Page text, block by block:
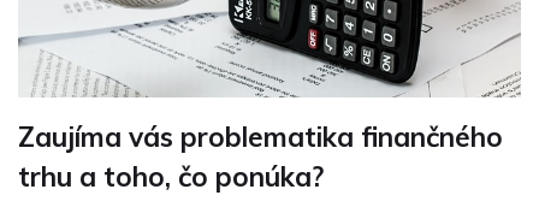
Zaujíma vás problematika finančného
trhu a toho, čo ponúka?